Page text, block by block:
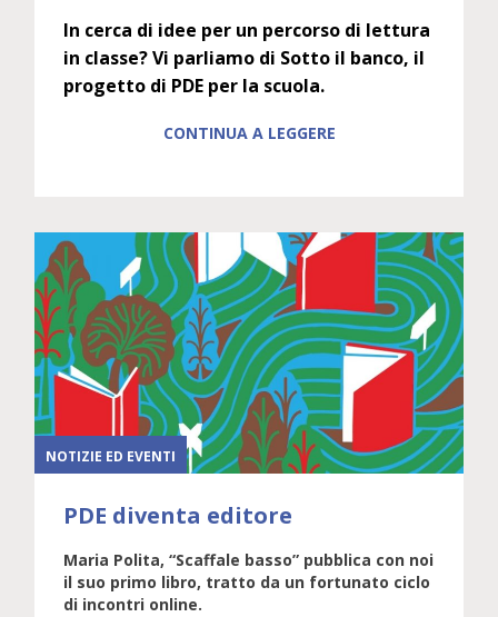
In cerca di idee per un percorso di lettura
in classe? Vi parliamo di Sotto il banco, il
progetto di PDE per la scuola.
CONTINUA A LEGGERE
NOTIZIE ED EVENTI
PDE diventa editore
Maria Polita, “Scaffale basso” pubblica con noi
il suo primo libro, tratto da un fortunato ciclo
di incontri online.